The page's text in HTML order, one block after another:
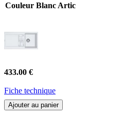
Couleur Blanc Artic
433.00 €
Fiche technique
Ajouter au panier